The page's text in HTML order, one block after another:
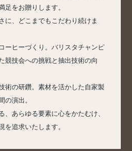
足をお贈りします。
に、どこまでもこだわり続けま
ーヒーづくり。バリスタチャンピ
競技会への挑戦と抽出技術の向
術の研鑽。素材を活かした自家製
の演出。
、あらゆる要素に心をかたむけ、
を追求いたします。